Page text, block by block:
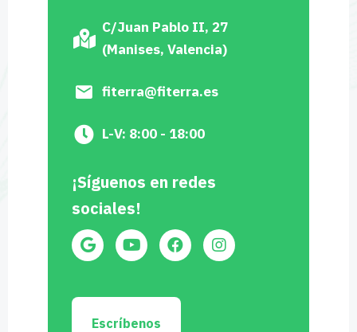
C/Juan Pablo II, 27
(Manises, Valencia)
fiterra@fiterra.es
L-V: 8:00 - 18:00
¡Síguenos en redes
sociales!
Escríbenos